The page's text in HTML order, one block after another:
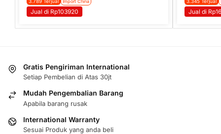
Import China
Jual di Rp103920 Jual di
Gratis Pengiriman International
Setiap Pembelian di Atas 30jt
Mudah Pengembalian Barang
Apabila barang rusak
International Warranty
Sesuai Produk yang anda beli